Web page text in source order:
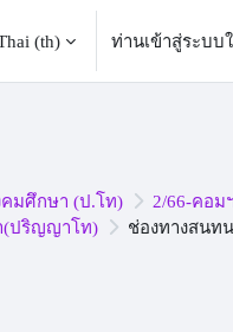
‎(th)‎ ท่านเข้าสู่ระบบ
คมศึกษา (ป.โท)
2/66-คอ
(ปริญญาโท)
ช่องทางสนท